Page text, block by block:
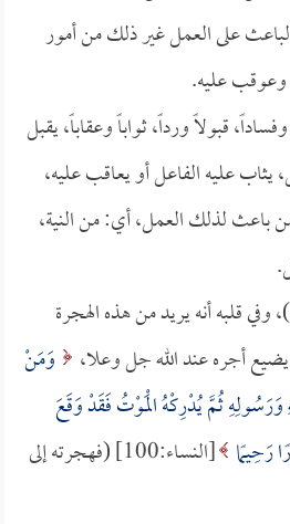
على العمل غير ذلك من أمور
وعوقب عليه.
قبولاً ورداً، ثواباً وعقاباً، يقبل
عليه الفاعل أو يعاقب عليه،
باعث لذلك العمل، أي: من النية،
قلبه أنه يريد من هذه الهجرة
أجره عند الله جل وعلا،
وَمَنْ
وَرَسُولِهِ ثُمَّ يُدْرِكْهُ الْمَوْتُ فَقَدْ وَقَعَ
رَحِيمًا
[النساء:100] (فهجرته إلى